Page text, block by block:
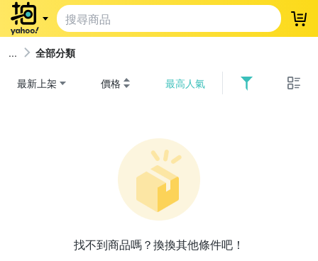
登
全部分類
最新上架 價格 最高人氣
找不到商品嗎？換換其他條件吧！